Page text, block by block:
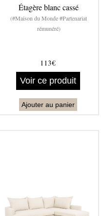
Étagère blanc cassé
(#Maison du Monde #Partenariat
rémunéré)
113€
Voir ce produit
Ajouter au panier